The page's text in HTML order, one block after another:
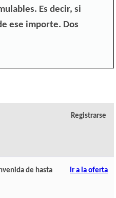
. Es decir, si
ese importe. Dos
Registrarse
de hasta
Ir a la oferta